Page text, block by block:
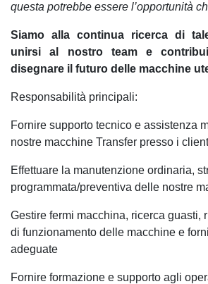
questa potrebbe essere l’opportunità
Siamo alla continua ricerca di
unirsi al nostro team e
disegnare il futuro delle macchine
Responsabilità principali:
Fornire supporto tecnico e assistenza
nostre macchine Transfer presso i
Effettuare la manutenzione ordinaria,
programmata/preventiva delle nostre
Gestire fermi macchina, ricerca guasti,
di funzionamento delle macchine e
adeguate
Fornire formazione e supporto agli